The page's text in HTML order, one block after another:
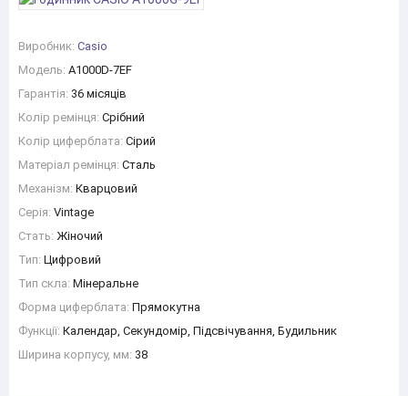
Виробник: Casio
Модель: A1000D-7EF
Гарантія: 36 місяців
Колір ремінця: Срібний
Колір циферблата: Сірий
Матеріал ремінця: Сталь
Механізм: Кварцовий
Серія: Vintage
Стать: Жіночий
Тип: Цифровий
Тип скла: Мінеральне
Форма циферблата: Прямокутна
Функції: Календар, Секундомір, Підсвічування, Будильник
Ширина корпусу, мм: 38